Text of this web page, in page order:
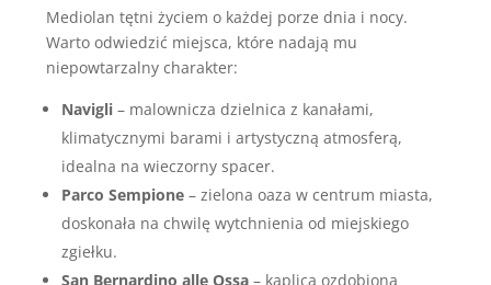
Mediolan tętni życiem o każdej porze dnia i nocy.
Warto odwiedzić miejsca, które nadają mu
niepowtarzalny charakter:
Navigli – malownicza dzielnica z kanałami,
klimatycznymi barami i artystyczną atmosferą,
idealna na wieczorny spacer.
Parco Sempione – zielona oaza w centrum miasta,
doskonała na chwilę wytchnienia od miejskiego
zgiełku.
San Bernardino alle Ossa – kaplica ozdobiona